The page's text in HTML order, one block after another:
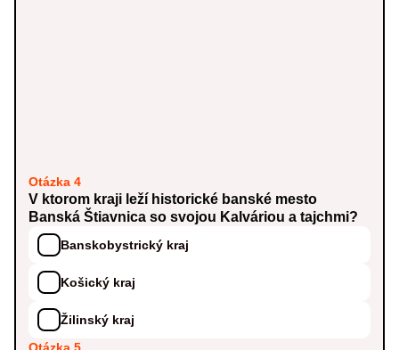
Otázka 4
V ktorom kraji leží historické banské mesto
Banská Štiavnica so svojou Kalváriou a tajchmi?
Banskobystrický kraj
Košický kraj
Žilinský kraj